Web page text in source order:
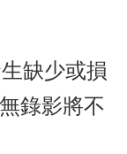
生缺少或損
錄影將不